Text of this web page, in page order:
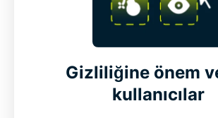
Gizliliğine önem
kullanıcılar